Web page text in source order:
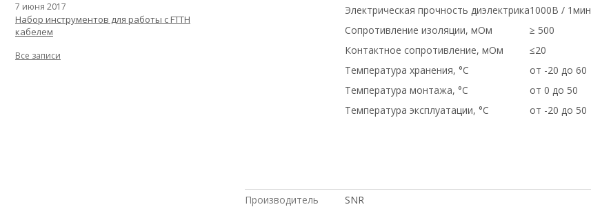
Электрическая прочность диэлектрика1000В / 1мин
Сопротивление изоляции, мОм
≥ 500
Контактное сопротивление, мОм
≤20
Температура хранения, °C
от -20 до 60
Температура монтажа, °C
от 0 до 50
Температура эксплуатации, °C
от -20 до 50
Производитель
SNR
7 июня 2017
Набор инструментов для работы с FTTH
кабелем
Все записи